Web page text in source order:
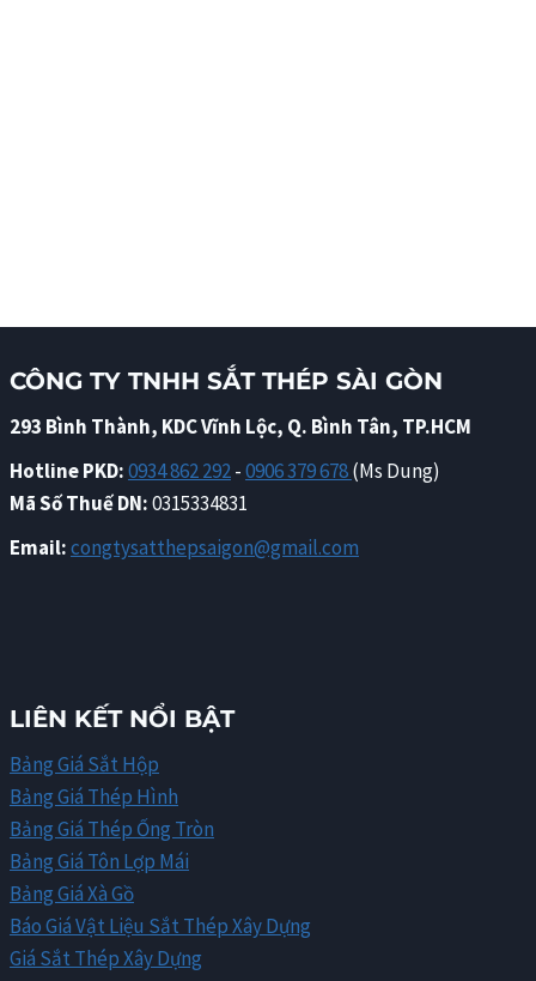
CÔNG TY TNHH SẮT THÉP SÀI GÒN
293 Bình Thành, KDC Vĩnh Lộc, Q. Bình Tân, TP.HCM
Hotline PKD:0934 862 292-0906 379 678(Ms Dung)
Mã Số Thuế DN:0315334831
Email:congtysatthepsaigon@gmail.com
LIÊN KẾT NỔI BẬT
Bảng Giá Sắt Hộp
Bảng Giá Thép Hình
Bảng Giá Thép Ống Tròn
Bảng Giá Tôn Lợp Mái
Bảng Giá Xà Gồ
Báo Giá Vật Liệu Sắt Thép Xây Dựng
Giá Sắt Thép Xây Dựng